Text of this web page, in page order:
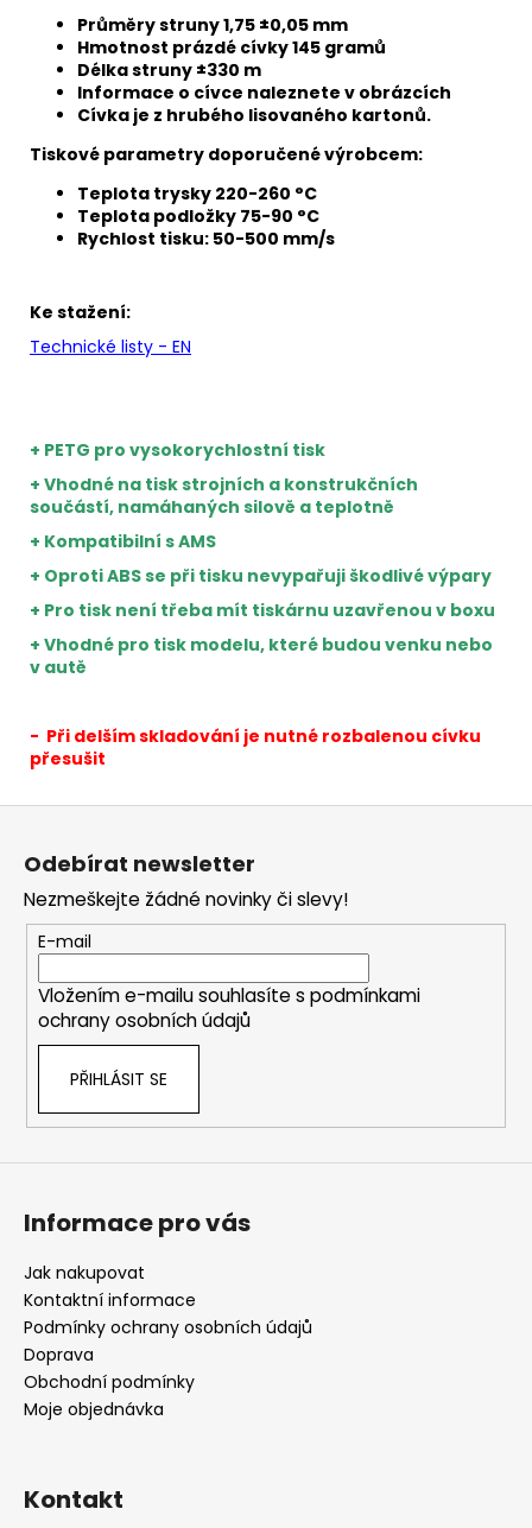
Průměry struny 1,75 ±0,05 mm
Hmotnost prázdé cívky 145 gramů
Délka struny ±330 m
Informace o cívce naleznete v obrázcích
Cívka je z hrubého lisovaného kartonů.
Tiskové parametry doporučené výrobcem:
Teplota trysky 220-260 °C
Teplota podložky 75-90 °C
Rychlost tisku: 50-500 mm/s
Ke stažení:
Technické listy - EN
+ PETG pro vysokorychlostní tisk
+ Vhodné na tisk strojních a konstrukčních
součástí, namáhaných silově a teplotně
+ Kompatibilní s AMS
+ Oproti ABS se při tisku nevypařuji škodlivé výpary
+ Pro tisk není třeba mít tiskárnu uzavřenou v boxu
+ Vhodné pro tisk modelu, které budou venku nebo
v autě
- Při delším skladování je nutné rozbalenou cívku
přesušit
Odebírat newsletter
Nezmeškejte žádné novinky či slevy!
E-mail
Vložením e-mailu souhlasíte s podmínkami
ochrany osobních údajů
PŘIHLÁSIT SE
Informace pro vás
Jak nakupovat
Kontaktní informace
Podmínky ochrany osobních údajů
Doprava
Obchodní podmínky
Moje objednávka
Kontakt